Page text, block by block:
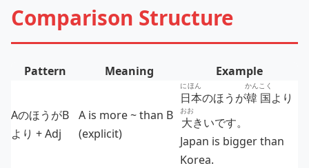
Comparison Structure
Pattern Meaning Example
AのほうがB
より + Adj
A is more ~ than B
(explicit)
日本
にほん
のほうが韓国
かんこく
より
大
おお
きいです。
Japan is bigger than
Korea.